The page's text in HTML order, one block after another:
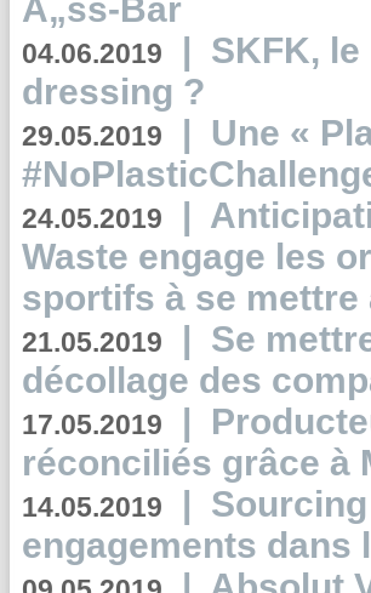
Ã„ss-Bar
04.06.2019 | SKFK,
dressing ?
29.05.2019 | Une «
24.05.2019 |
Waste engage les
sportifs à se mettre
21.05.2019 | Se
décollage des
17.05.2019 |
réconciliés grâce à
14.05.2019 |
engagements dans